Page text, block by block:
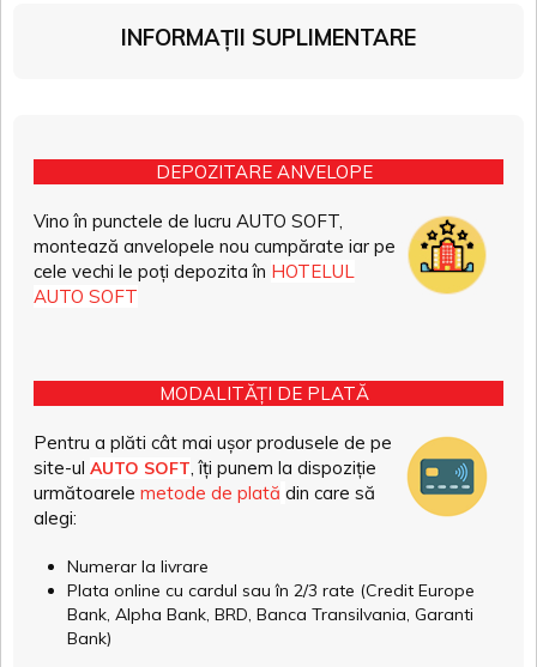
INFORMAȚII SUPLIMENTARE
DEPOZITARE ANVELOPE
Vino în punctele de lucru AUTO SOFT,
montează anvelopele nou cumpărate iar pe
cele vechi le poți depozita în HOTELUL
AUTO SOFT
MODALITĂȚI DE PLATĂ
Pentru a plăti cât mai ușor produsele de pe
site-ul AUTO SOFT, îți punem la dispoziție
următoarele metode de plată din care să
alegi:
Numerar la livrare
Plata online cu cardul sau în 2/3 rate (Credit Europe
Bank, Alpha Bank, BRD, Banca Transilvania, Garanti
Bank)